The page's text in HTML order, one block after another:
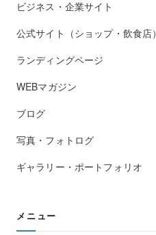
ビジネス・企業サイト
公式サイト（ショップ・飲食店）
ランディングページ
WEBマガジン
ブログ
写真・フォトログ
ギャラリー・ポートフォリオ
メニュー